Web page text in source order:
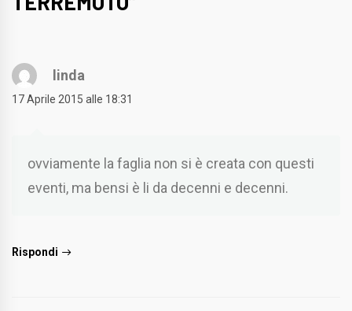
linda
17 Aprile 2015 alle 18:31
ovviamente la faglia non si è creata con questi
eventi, ma bensi è li da decenni e decenni.
Rispondi